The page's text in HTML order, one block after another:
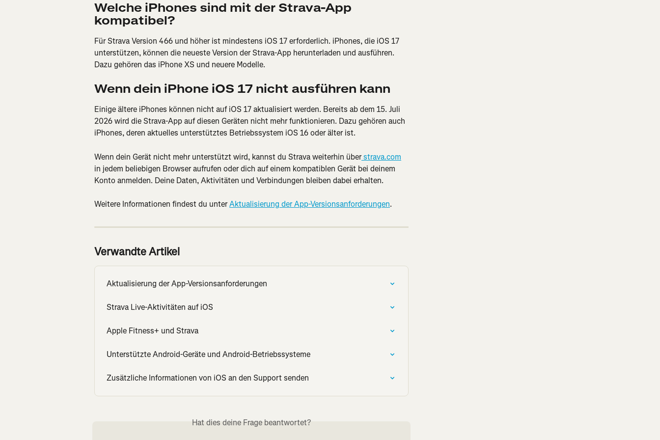
Welche iPhones sind mit der Strava-App
kompatibel?
Für Strava Version 466 und höher ist mindestens iOS 17 erforderlich. iPhones, die iOS 17
unterstützen, können die neueste Version der Strava-App herunterladen und ausführen.
Dazu gehören das iPhone XS und neuere Modelle.
Wenn dein iPhone iOS 17 nicht ausführen kann
Einige ältere iPhones können nicht auf iOS 17 aktualisiert werden. Bereits ab dem 15. Juli
2026 wird die Strava-App auf diesen Geräten nicht mehr funktionieren. Dazu gehören auch
iPhones, deren aktuelles unterstütztes Betriebssystem iOS 16 oder älter ist.
Wenn dein Gerät nicht mehr unterstützt wird, kannst du Strava weiterhin über strava.com
in jedem beliebigen Browser aufrufen oder dich auf einem kompatiblen Gerät bei deinem
Konto anmelden. Deine Daten, Aktivitäten und Verbindungen bleiben dabei erhalten.
Weitere Informationen findest du unter Aktualisierung der App-Versionsanforderungen.
Verwandte Artikel
Aktualisierung der App-Versionsanforderungen
Strava Live-Aktivitäten auf iOS
Apple Fitness+ und Strava
Unterstützte Android-Geräte und Android-Betriebssysteme
Zusätzliche Informationen von iOS an den Support senden
Hat dies deine Frage beantwortet?